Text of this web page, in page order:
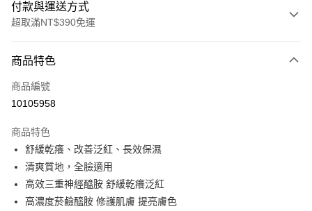
付款與運送方式
超取滿NT$390免運
POYA支付
信用卡一次付款
LINE Pay
Apple Pay
街口支付
商品特色
商品編號
10105958
商品特色
舒緩乾癢、改善泛紅、長效保濕
清爽質地，全臉適用
高效三重神經醯胺 舒緩乾癢泛紅
高濃度菸鹼醯胺 修護肌膚 提亮膚色